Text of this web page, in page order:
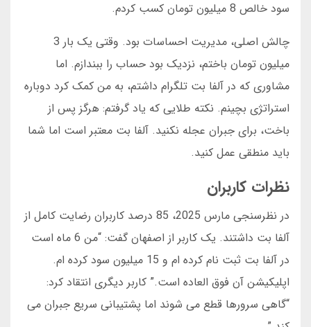
سود خالص 8 میلیون تومان کسب کردم.
چالش اصلی، مدیریت احساسات بود. وقتی یک بار 3
میلیون تومان باختم، نزدیک بود حساب را ببندازم. اما
مشاوری که در آلفا بت تلگرام داشتم، به من کمک کرد دوباره
استراتژی بچینم. نکته طلایی که یاد گرفتم: هرگز پس از
باخت، برای جبران عجله نکنید. آلفا بت معتبر است اما شما
باید منطقی عمل کنید.
نظرات کاربران
در نظرسنجی مارس 2025، 85 درصد کاربران رضایت کامل از
آلفا بت داشتند. یک کاربر از اصفهان گفت: “من 6 ماه است
در آلفا بت ثبت نام کرده ام و 15 میلیون سود کرده ام.
اپلیکیشن آن فوق العاده است.” کاربر دیگری انتقاد کرد:
“گاهی سرورها قطع می شوند اما پشتیبانی سریع جبران می